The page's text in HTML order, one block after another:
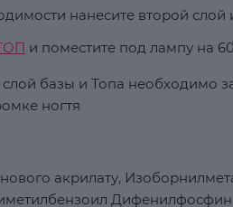
нанесите второй
и поместите под лампу на
базы и Топа необходимо
ногтя
акрилату,
Дифенилфосфин